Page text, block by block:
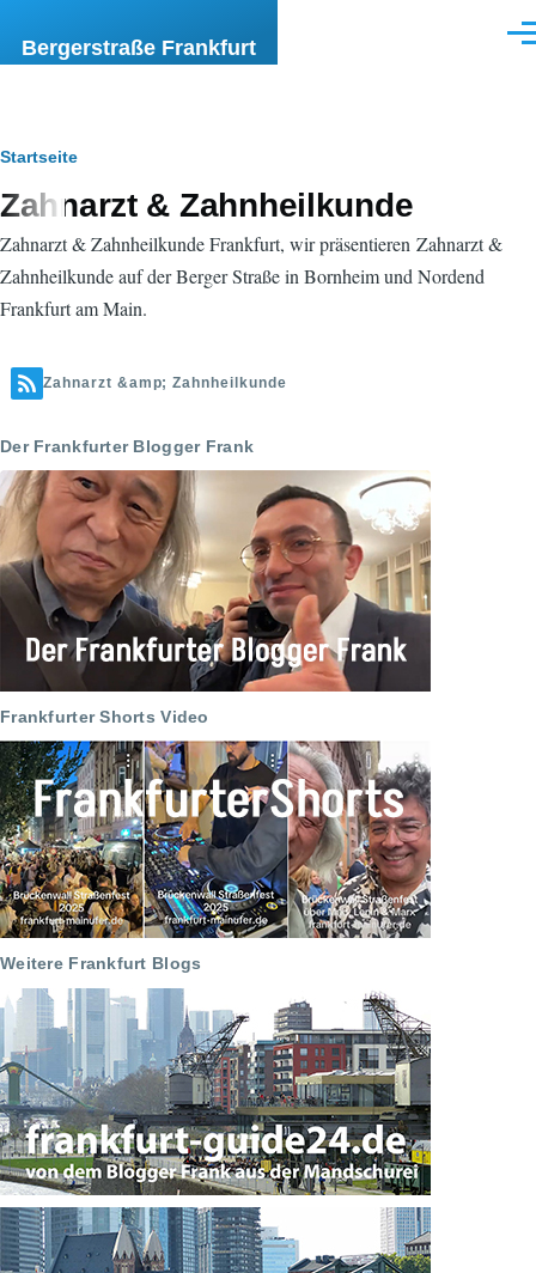
Bergerstraße Frankfurt
Pfadnavigation
Startseite
Zahnarzt & Zahnheilkunde
Zahnarzt & Zahnheilkunde Frankfurt, wir präsentieren Zahnarzt &
Zahnheilkunde auf der Berger Straße in Bornheim und Nordend
Frankfurt am Main.
Zahnarzt &amp; Zahnheilkunde
Der Frankfurter Blogger Frank
Frankfurter Shorts Video
Weitere Frankfurt Blogs